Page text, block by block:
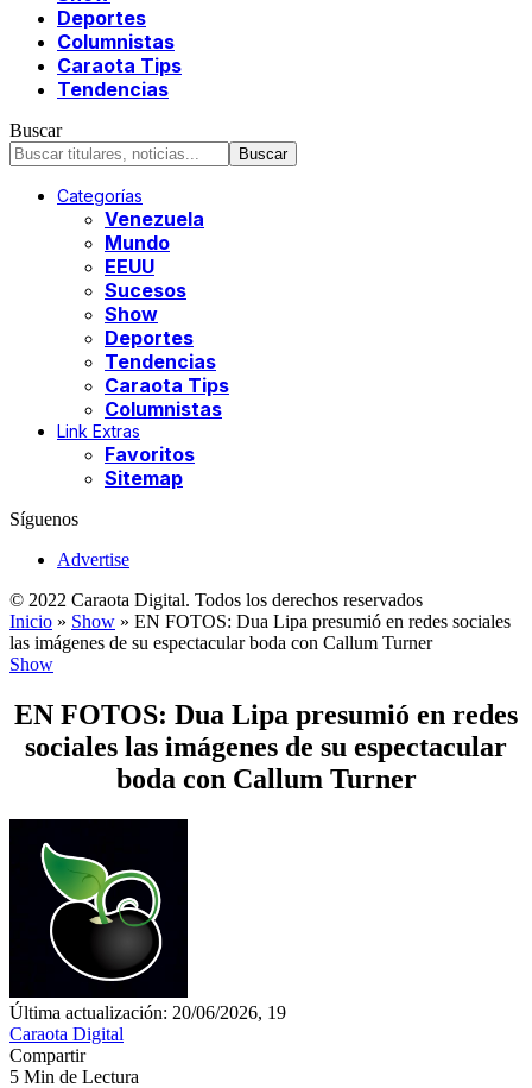
Deportes
Columnistas
Caraota Tips
Tendencias
Buscar
Categorías
Venezuela
Mundo
EEUU
Sucesos
Show
Deportes
Tendencias
Caraota Tips
Columnistas
Link Extras
Favoritos
Sitemap
Síguenos
Advertise
© 2022 Caraota Digital. Todos los derechos reservados
Inicio » Show » EN FOTOS: Dua Lipa presumió en redes sociales
las imágenes de su espectacular boda con Callum Turner
Show
EN FOTOS: Dua Lipa presumió en redes
sociales las imágenes de su espectacular
boda con Callum Turner
Última actualización: 20/06/2026, 19
Caraota Digital
Compartir
5 Min de Lectura